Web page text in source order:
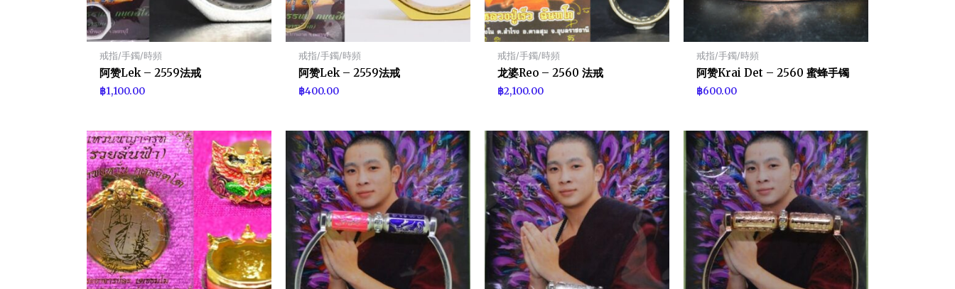
戒指/手鐲/時頻
阿赞Lek – 2559法戒
฿1,100.00
戒指/手鐲/時頻
阿赞Lek – 2559法戒
฿400.00
戒指/手鐲/時頻
龙婆Reo – 2560 法戒
฿2,100.00
戒指/手鐲/時頻
阿赞Krai Det – 2560 蜜蜂手镯
฿600.00